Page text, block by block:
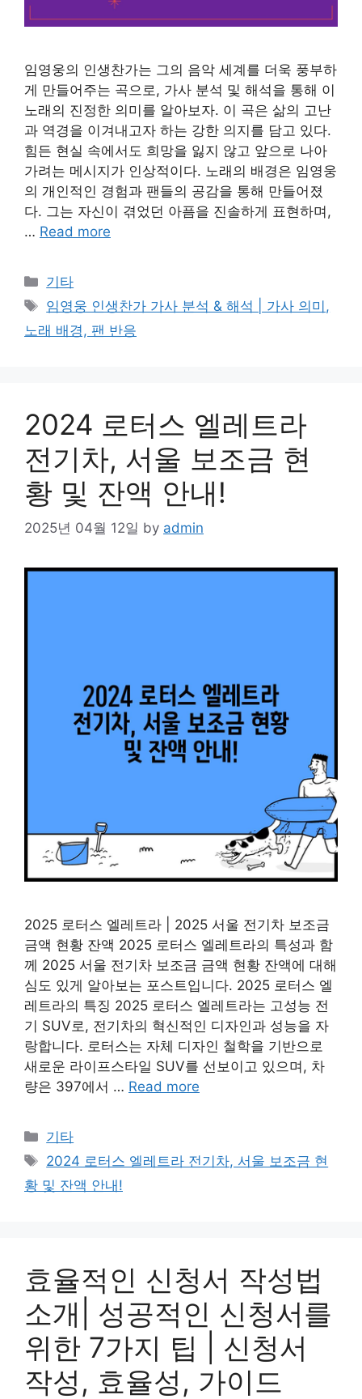
임영웅의 인생찬가는 그의 음악 세계를 더욱 풍부하
게 만들어주는 곡으로, 가사 분석 및 해석을 통해 이
노래의 진정한 의미를 알아보자. 이 곡은 삶의 고난
과 역경을 이겨내고자 하는 강한 의지를 담고 있다.
힘든 현실 속에서도 희망을 잃지 않고 앞으로 나아
가려는 메시지가 인상적이다. 노래의 배경은 임영웅
의 개인적인 경험과 팬들의 공감을 통해 만들어졌
다. 그는 자신이 겪었던 아픔을 진솔하게 표현하며,
… Read more
Categories
기타
Tags
임영웅 인생찬가 가사 분석 & 해석 | 가사 의미,
노래 배경, 팬 반응
2024 로터스 엘레트라
전기차, 서울 보조금 현
황 및 잔액 안내!
2025년 04월 12일 by admin
2025 로터스 엘레트라 | 2025 서울 전기차 보조금
금액 현황 잔액 2025 로터스 엘레트라의 특성과 함
께 2025 서울 전기차 보조금 금액 현황 잔액에 대해
심도 있게 알아보는 포스트입니다. 2025 로터스 엘
레트라의 특징 2025 로터스 엘레트라는 고성능 전
기 SUV로, 전기차의 혁신적인 디자인과 성능을 자
랑합니다. 로터스는 자체 디자인 철학을 기반으로
새로운 라이프스타일 SUV를 선보이고 있으며, 차
량은 397에서 … Read more
Categories
기타
Tags
2024 로터스 엘레트라 전기차, 서울 보조금 현
황 및 잔액 안내!
효율적인 신청서 작성법
소개| 성공적인 신청서를
위한 7가지 팁 | 신청서
작성, 효율성, 가이드